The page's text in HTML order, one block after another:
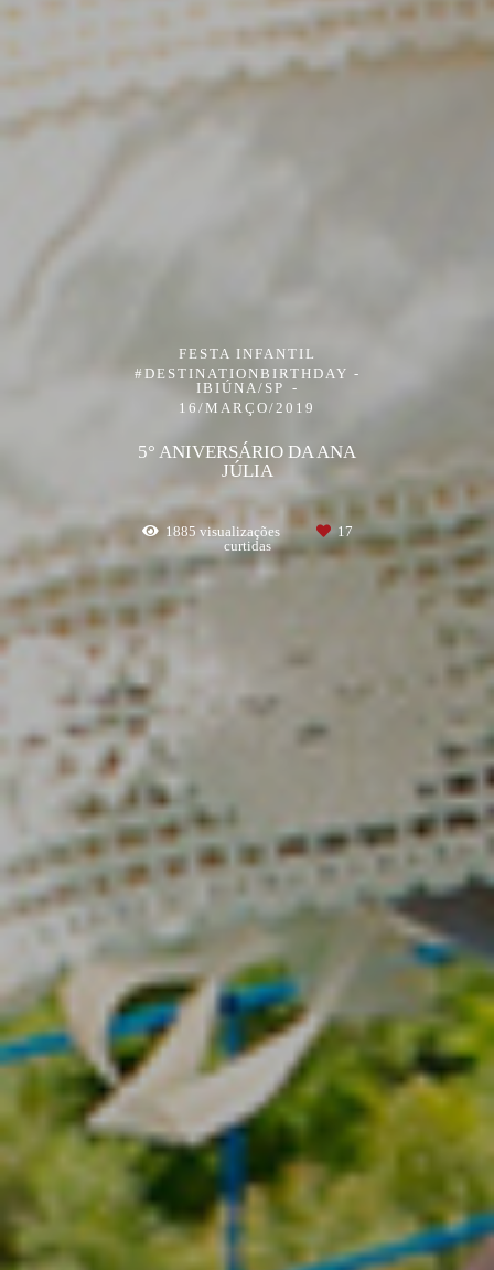
FESTA INFANTIL
#DESTINATIONBIRTHDAY -
IBIÚNA/SP
16/MARÇO/2019
5° ANIVERSÁRIO DA ANA
JÚLIA
1885 visualizações
17
curtidas